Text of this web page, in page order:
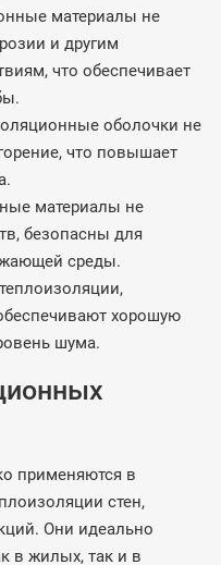
материалы не
и другим
что обеспечивает
оболочки не
что повышает
материалы не
безопасны для
среды.
хорошую
шума.
применяются в
стен,
Они идеально
в жилых, так и в